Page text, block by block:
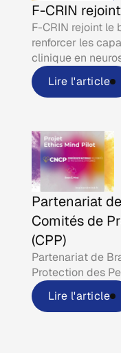
F-CRIN
F-CRIN rejoint le
renforcer les
clinique en
Lire l'article
Partenariat
Comités de
(CPP)
Partenariat de
Protection des
Lire l'article